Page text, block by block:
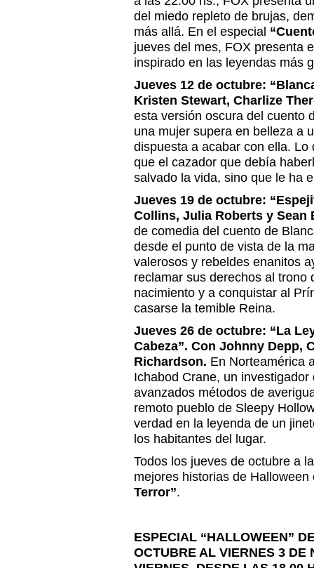
del miedo repleto de brujas,
más allá. En el especial
jueves del mes, FOX presenta
inspirado en las leyendas más
Jueves 12 de octubre:
Kristen Stewart, Charlize
esta versión oscura del cuento
una mujer supera en belleza a
dispuesta a acabar con ella.
que el cazador que debía
salvado la vida, sino que le ha
Jueves 19 de octubre:
Collins, Julia Roberts y Sean
de comedia del cuento de
desde el punto de vista de la
valerosos y rebeldes enanitos
reclamar sus derechos al trono
nacimiento y a conquistar al
casarse la temible Reina.
Jueves 26 de octubre: “La
Cabeza”. Con Johnny Depp,
Richardson. En Norteamérica
Ichabod Crane, un
avanzados métodos de
remoto pueblo de Sleepy
verdad en la leyenda de un
los habitantes del lugar.
Todos los jueves de octubre a
mejores historias de
Terror”.
ESPECIAL “HALLOWEEN”
OCTUBRE AL VIERNES 3 DE